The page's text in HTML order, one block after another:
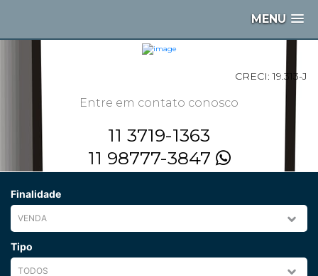
MENU
CRECI: 19.313-J
Entre em contato conosco
11 3719-1363
11 98777-3847
Finalidade
Tipo